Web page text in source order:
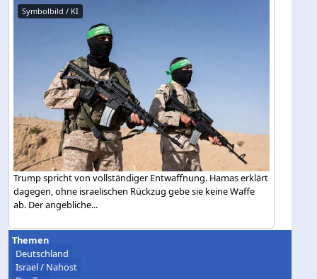
Symbolbild / KI
Trump spricht von vollständiger Entwaffnung. Hamas erklärt
dagegen, ohne israelischen Rückzug gebe sie keine Waffe
ab. Der angebliche...
Themen
Deutschland
Israel / Nahost